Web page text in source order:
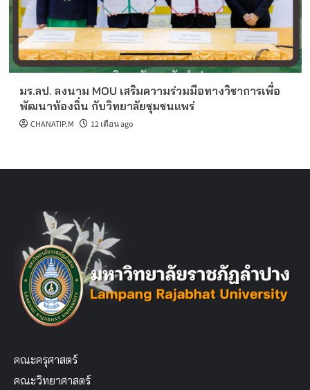
มร.ลป. ลงนาม MOU เสริมความร่วมมือทางวิชาการเพื่อ
พัฒนาท้องถิ่น กับวิทยาลัยชุมชนแพร่
CHANATIP.M 12 เดือน ago
คณะครุศาสตร์
คณะวิทยาศาสตร์